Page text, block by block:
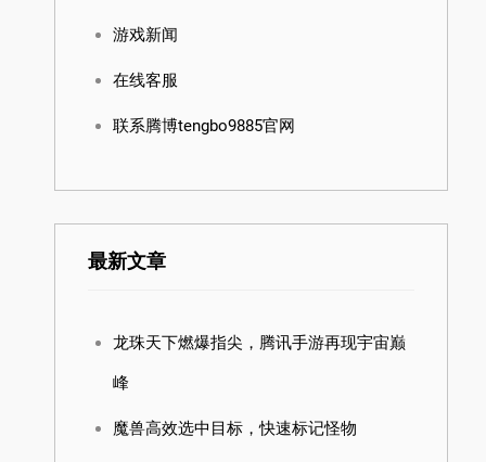
游戏新闻
在线客服
联系腾博tengbo9885官网
最新文章
龙珠天下燃爆指尖，腾讯手游再现宇宙巅
峰
魔兽高效选中目标，快速标记怪物